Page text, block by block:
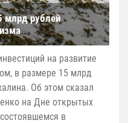
млрд рублей
на развитие
в размере 15 млрд
Об этом сказал
на Дне открытых
в